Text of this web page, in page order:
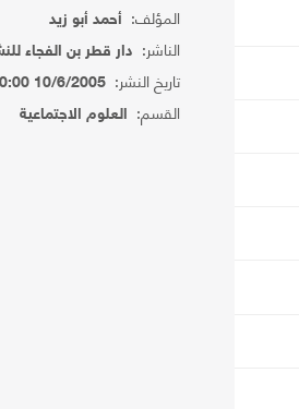
المؤلف: أحمد أبو زيد
الناشر: دار قطر بن الفجاء
تاريخ النشر: 10/6/2005 0:00
القسم: العلوم الاجتماعية